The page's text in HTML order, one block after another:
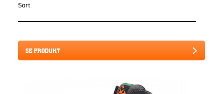
Sort
SE PRODUKT